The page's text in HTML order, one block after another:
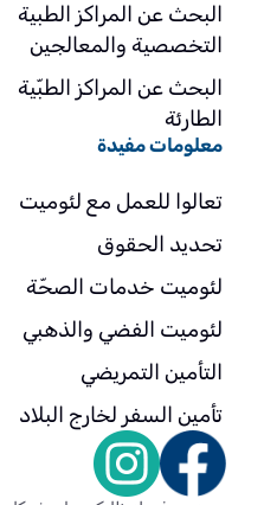
البحث عن المراكز الطبية
التخصصية والمعالجين
البحث عن المراكز الطبّية
الطارئة
معلومات مفيدة
تعالوا للعمل مع لئوميت
تحديد الحقوق
لئوميت خدمات الصحّة
لئوميت الفضي والذهبي
التأمين التمريضي
تأمين السفر لخارج البلاد